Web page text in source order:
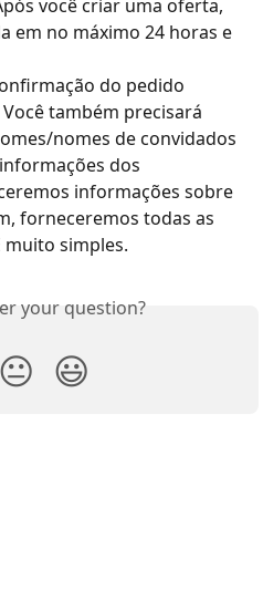
você criar uma oferta,
em no máximo 24 horas e
do pedido
também precisará
nomes de convidados
dos
informações sobre
forneceremos todas as
muito simples.
your question?
😐 😃